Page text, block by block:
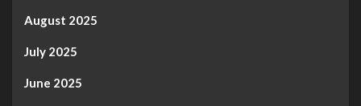
August 2025
July 2025
June 2025